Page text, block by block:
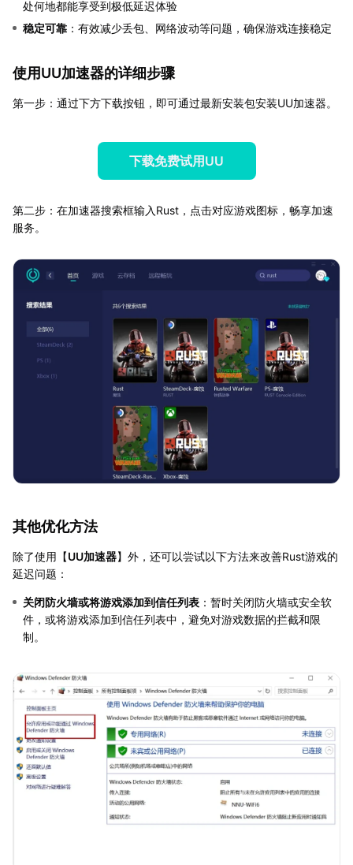
处何地都能享受到极低延迟体验
稳定可靠 ：有效减少丢包、网络波动等问题，确保游戏连接稳定
使用UU加速器的详细步骤
第一步：通过下方下载按钮，即可通过最新安装包安装UU加速器。
下载免费试用UU
第二步：在加速器搜索框输入Rust，点击对应游戏图标，畅享加速
服务。
其他优化方法
除了使用【UU加速器】外，还可以尝试以下方法来改善Rust游戏的
延迟问题：
关闭防火墙或将游戏添加到信任列表 ：暂时关闭防火墙或安全软
件，或将游戏添加到信任列表中，避免对游戏数据的拦截和限
制。